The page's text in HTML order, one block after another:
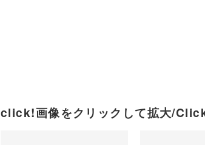
click!画像をクリックして拡大/